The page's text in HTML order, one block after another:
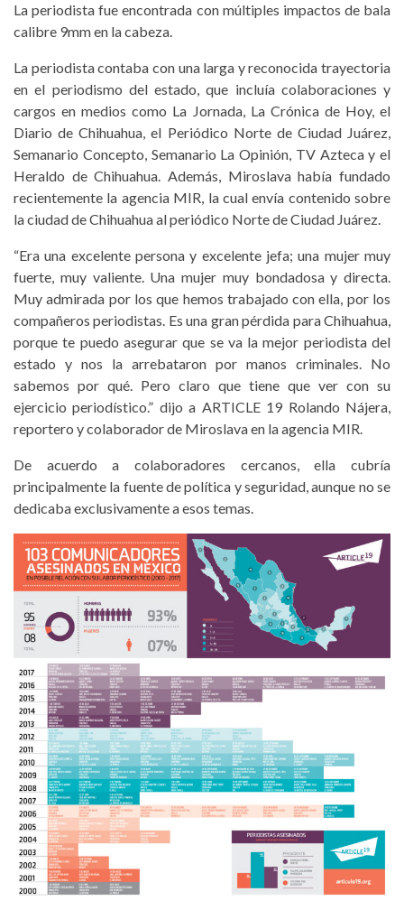
La periodista fue encontrada con múltiples impactos de bala
calibre 9mm en la cabeza.
La periodista contaba con una larga y reconocida trayectoria
en el periodismo del estado, que incluía colaboraciones y
cargos en medios como La Jornada, La Crónica de Hoy, el
Diario de Chihuahua, el Periódico Norte de Ciudad Juárez,
Semanario Concepto, Semanario La Opinión, TV Azteca y el
Heraldo de Chihuahua. Además, Miroslava había fundado
recientemente la agencia MIR, la cual envía contenido sobre
la ciudad de Chihuahua al periódico Norte de Ciudad Juárez.
“Era una excelente persona y excelente jefa; una mujer muy
fuerte, muy valiente. Una mujer muy bondadosa y directa.
Muy admirada por los que hemos trabajado con ella, por los
compañeros periodistas. Es una gran pérdida para Chihuahua,
porque te puedo asegurar que se va la mejor periodista del
estado y nos la arrebataron por manos criminales. No
sabemos por qué. Pero claro que tiene que ver con su
ejercicio periodístico.” dijo a ARTICLE 19 Rolando Nájera,
reportero y colaborador de Miroslava en la agencia MIR.
De acuerdo a colaboradores cercanos, ella cubría
principalmente la fuente de política y seguridad, aunque no se
dedicaba exclusivamente a esos temas.